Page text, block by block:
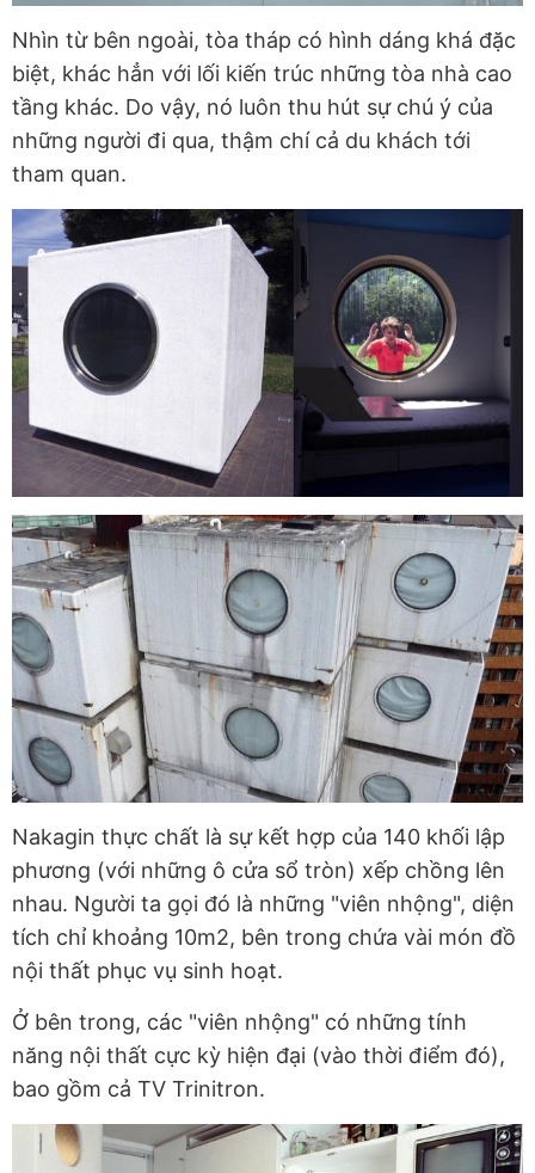
Nhìn từ bên ngoài, tòa tháp có hình dáng khá đặc
biệt, khác hẳn với lối kiến trúc những tòa nhà cao
tầng khác. Do vậy, nó luôn thu hút sự chú ý của
những người đi qua, thậm chí cả du khách tới
tham quan.
Nakagin thực chất là sự kết hợp của 140 khối lập
phương (với những ô cửa sổ tròn) xếp chồng lên
nhau. Người ta gọi đó là những "viên nhộng", diện
tích chỉ khoảng 10m2, bên trong chứa vài món đồ
nội thất phục vụ sinh hoạt.
Ở bên trong, các "viên nhộng" có những tính
năng nội thất cực kỳ hiện đại (vào thời điểm đó),
bao gồm cả TV Trinitron.